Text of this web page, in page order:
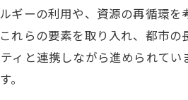
計画を支える東熊建設のビジョ
した革新的建設方法
構造物開発への取り組み
来のインフラをどう変えるのか
ギーの利用や、資源の再循環
れらの要素を取り入れ、都市
ィと連携しながら進められて
。